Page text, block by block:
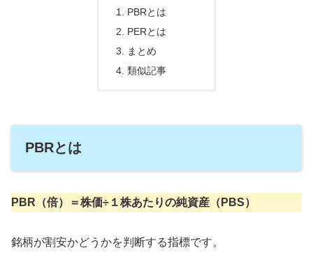
PBRとは
PERとは
まとめ
類似記事
PBRとは
PBR（倍）＝株価÷１株あたりの純資産（PBS）
銘柄が割安かどうかを判断する指標です。